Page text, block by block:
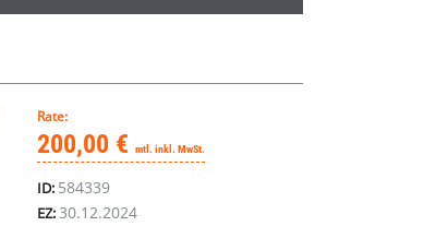
Rate:
200,00 € mtl. inkl. MwSt.
ID: 584339
EZ:30.12.2024